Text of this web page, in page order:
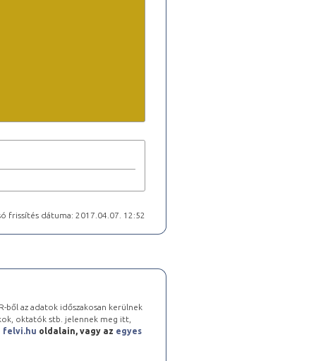
frissítés dátuma: 2017.04.07. 12:52
ből az adatok időszakosan kerülnek
oktatók stb. jelennek meg itt,
felvi.hu oldalain, vagy az egyes